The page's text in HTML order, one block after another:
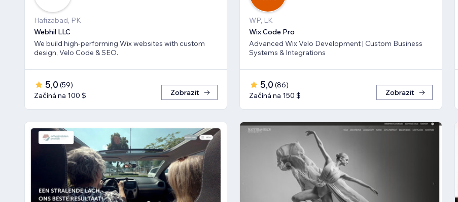
Hafizabad, PK
Webhil LLC
We build high-performing Wix websites with custom
design, Velo Code & SEO.
5,0 (59)
Začíná na 100 $
Zobrazit
WP, LK
Wix Code Pro
Advanced Wix Velo Development | Custom Business
Systems & Integrations
5,0 (86)
Začíná na 150 $
Zobrazit